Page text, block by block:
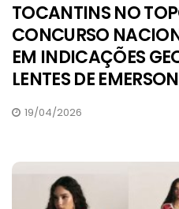
TOCANTINS NO
CONCURSO
EM INDICAÇÕES
LENTES DE
19/04/2026